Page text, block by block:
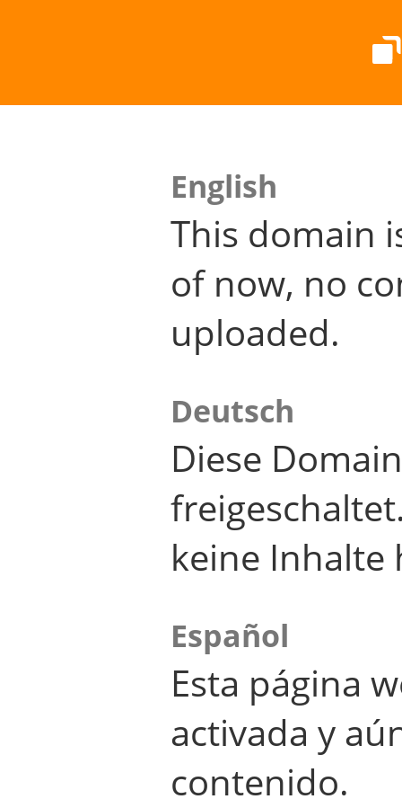
English
This domain
of now, no
uploaded.
Deutsch
Diese
keine Inhalte
Español
Esta página
activada y
contenido.